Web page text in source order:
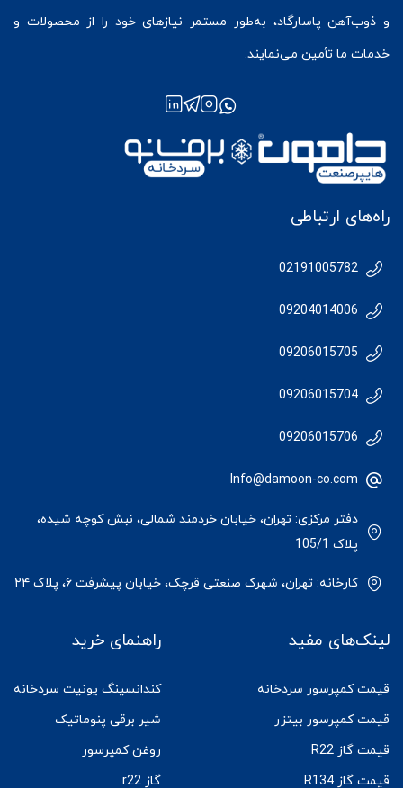
و ذوب‌آهن پاسارگاد، به‌طور مستمر نیازهای خود را از محصولات و
خدمات ما تأمین می‌نمایند.
راه‌های ارتباطی
02191005782
09204014006
09206015705
09206015704
09206015706
Info@damoon-co.com
دفتر مرکزی: تهران، خیابان خردمند شمالی، نبش کوچه شیده،
پلاک 105/1
کارخانه: تهران، شهرک صنعتی قرچک، خیابان پیشرفت ۶، پلاک ۲۴
لینک‌های مفید
قیمت کمپرسور سردخانه
قیمت کمپرسور بیتزر
قیمت گاز R22
قیمت گاز R134
راهنمای خرید
کندانسینگ یونیت سردخانه
شیر برقی پنوماتیک
روغن کمپرسور
گاز r22